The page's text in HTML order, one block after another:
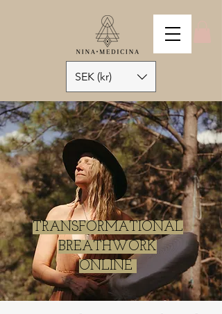
SEK (kr)
TRANSFORMATIONAL
BREATHWORK
ONLINE